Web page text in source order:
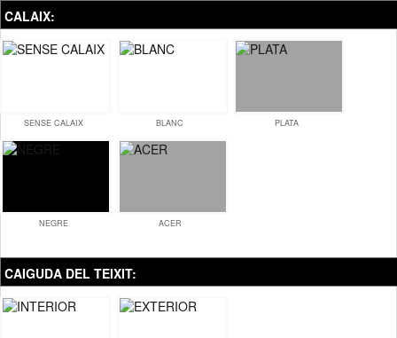
CALAIX:
SENSE CALAIX BLANC PLATA
NEGRE ACER
CAIGUDA DEL TEIXIT: